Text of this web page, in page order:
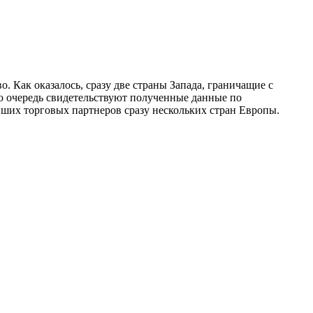
Как оказалось, сразу две страны Запада, граничащие с
свидетельствуют полученные данные по
торговых партнеров сразу нескольких стран Европы.